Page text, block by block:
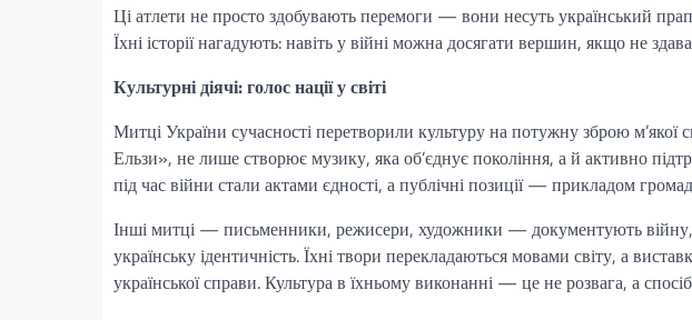
Ці атлети не просто здобувають перемоги — вони несуть український
Їхні історії нагадують: навіть у війні можна досягати вершин, якщо не
Культурні діячі: голос нації у світі
Митці України сучасності перетворили культуру на потужну зброю м’якої
Ельзи», не лише створює музику, яка об’єднує покоління, а й активно
під час війни стали актами єдності, а публічні позиції — прикладом
Інші митці — письменники, режисери, художники — документують війну,
українську ідентичність. Їхні твори перекладаються мовами світу, а
української справи. Культура в їхньому виконанні — це не розвага, а